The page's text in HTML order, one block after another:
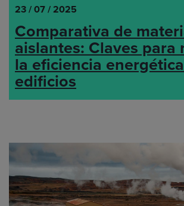
23 / 07 / 2025
Comparativa de
aislantes: Claves para
la eficiencia
edificios